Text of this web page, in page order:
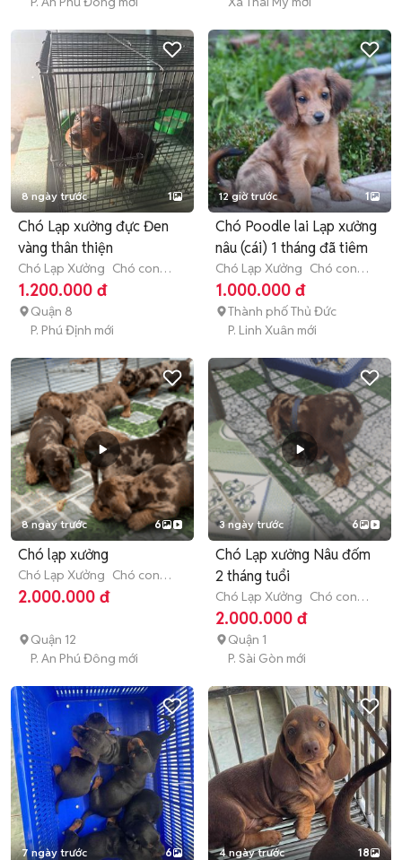
8 ngày trước 1
Chó Lạp xưởng đực Đen
vàng thân thiện
Chó Lạp Xưởng Chó con
(dưới 3 tháng tuổi)
1.200.000 đ
Quận 8
P. Phú Định mới
12 giờ trước 1
Chó Poodle lai Lạp xưởng
nâu (cái) 1 tháng đã tiêm
Chó Lạp Xưởng Chó con
(dưới 3 tháng tuổi)
1.000.000 đ
Thành phố Thủ Đức
P. Linh Xuân mới
8 ngày trước 6
Chó lạp xưởng
Chó Lạp Xưởng Chó con
(dưới 3 tháng tuổi)
2.000.000 đ
Quận 12
P. An Phú Đông mới
3 ngày trước 6
Chó Lạp xưởng Nâu đốm
2 tháng tuổi
Chó Lạp Xưởng Chó con
(dưới 3 tháng tuổi)
2.000.000 đ
Quận 1
P. Sài Gòn mới
7 ngày trước 6 4 ngày trước 18